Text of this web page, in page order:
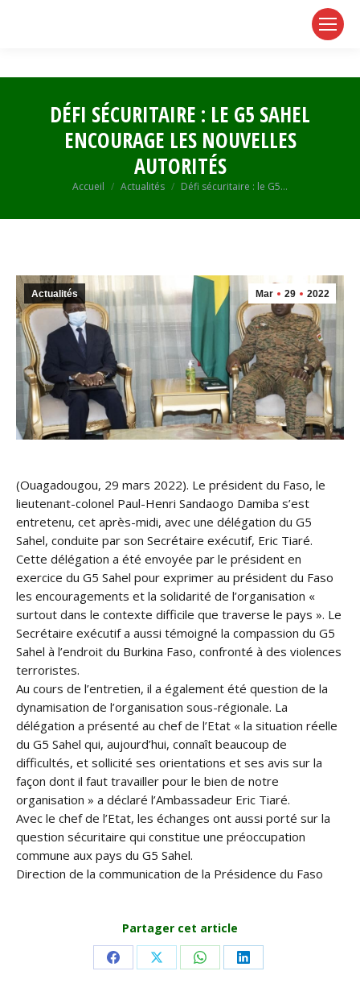
DÉFI SÉCURITAIRE : LE G5 SAHEL
ENCOURAGE LES NOUVELLES
AUTORITÉS
Vous êtes ici :
Accueil Actualités Défi sécuritaire : le G5…
Mar 29 2022
Actualités
(Ouagadougou, 29 mars 2022). Le président du Faso, le
lieutenant-colonel Paul-Henri Sandaogo Damiba s’est
entretenu, cet après-midi, avec une délégation du G5
Sahel, conduite par son Secrétaire exécutif, Eric Tiaré.
Cette délégation a été envoyée par le président en
exercice du G5 Sahel pour exprimer au président du Faso
les encouragements et la solidarité de l’organisation «
surtout dans le contexte difficile que traverse le pays ». Le
Secrétaire exécutif a aussi témoigné la compassion du G5
Sahel à l’endroit du Burkina Faso, confronté à des violences
terroristes.
Au cours de l’entretien, il a également été question de la
dynamisation de l’organisation sous-régionale. La
délégation a présenté au chef de l’Etat « la situation réelle
du G5 Sahel qui, aujourd’hui, connaît beaucoup de
difficultés, et sollicité ses orientations et ses avis sur la
façon dont il faut travailler pour le bien de notre
organisation » a déclaré l’Ambassadeur Eric Tiaré.
Avec le chef de l’Etat, les échanges ont aussi porté sur la
question sécuritaire qui constitue une préoccupation
commune aux pays du G5 Sahel.
Direction de la communication de la Présidence du Faso
Partager cet article
Share Share Share Share